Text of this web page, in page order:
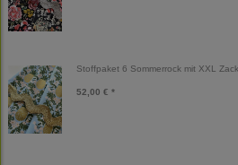
Stoffpaket 6 Sommerrock mit XXL
52,00 € *